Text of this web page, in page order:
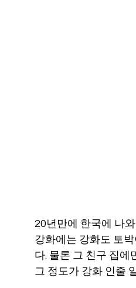
20년만에 한국에 나
강화에는 강화도 토
다. 물론 그 친구 집에
그 정도가 강화 인줄